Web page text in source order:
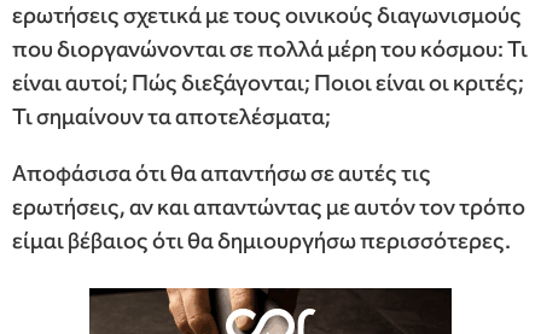
ερωτήσεις σχετικά με τους οινικούς διαγωνισμούς
που διοργανώνονται σε πολλά μέρη του κόσμου: Τι
είναι αυτοί; Πώς διεξάγονται; Ποιοι είναι οι κριτές;
Τι σημαίνουν τα αποτελέσματα;
Αποφάσισα ότι θα απαντήσω σε αυτές τις
ερωτήσεις, αν και απαντώντας με αυτόν τον τρόπο
είμαι βέβαιος ότι θα δημιουργήσω περισσότερες.